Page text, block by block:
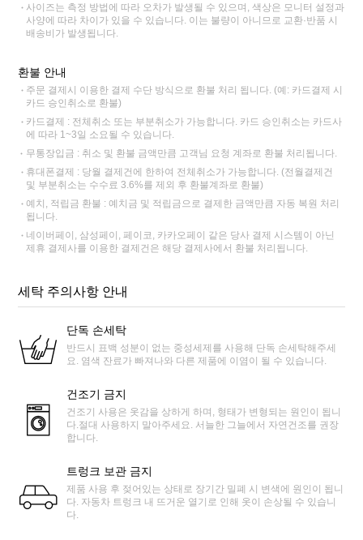
사이즈는 측정 방법에 따라 오차가 발생될 수 있으며, 색상은 모니터 설정과
사양에 따라 차이가 있을 수 있습니다. 이는 불량이 아니므로 교환·반품 시
배송비가 발생됩니다.
환불 안내
주문 결제시 이용한 결제 수단 방식으로 환불 처리 됩니다. (예: 카드결제 시
카드 승인취소로 환불)
카드결제 : 전체취소 또는 부분취소가 가능합니다. 카드 승인취소는 카드사
에 따라 1~3일 소요될 수 있습니다.
무통장입금 : 취소 및 환불 금액만큼 고객님 요청 계좌로 환불 처리됩니다.
휴대폰결제 : 당월 결제건에 한하여 전체취소가 가능합니다. (전월결제건
및 부분취소는 수수료 3.6%를 제외 후 환불계좌로 환불)
예치, 적립금 환불 : 예치금 및 적립금으로 결제한 금액만큼 자동 복원 처리
됩니다.
네이버페이, 삼성페이, 페이코, 카카오페이 같은 당사 결제 시스템이 아닌
제휴 결제사를 이용한 결제건은 해당 결제사에서 환불 처리됩니다.
세탁 주의사항 안내
단독 손세탁
반드시 표백 성분이 없는 중성세제를 사용해 단독 손세탁해주세
요. 염색 잔료가 빠져나와 다른 제품에 이염이 될 수 있습니다.
건조기 금지
건조기 사용은 옷감을 상하게 하며, 형태가 변형되는 원인이 됩니
다.절대 사용하지 말아주세요. 서늘한 그늘에서 자연건조를 권장
합니다.
트렁크 보관 금지
제품 사용 후 젖어있는 상태로 장기간 밀폐 시 변색에 원인이 됩니
다. 자동차 트렁크 내 뜨거운 열기로 인해 옷이 손상될 수 있습니
다.